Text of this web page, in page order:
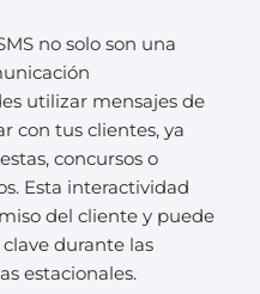
no solo son una
utilizar mensajes de
con tus clientes, ya
concursos o
Esta interactividad
del cliente y puede
durante las
estacionales.